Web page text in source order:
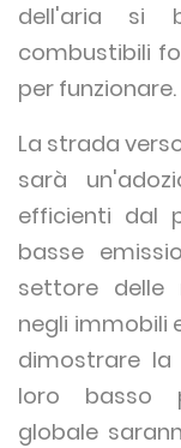
dell'aria si
combustibili
per funzionare.
La strada
sarà
efficienti dal
basse
settore delle
negli immobili
dimostrare
loro basso
globale